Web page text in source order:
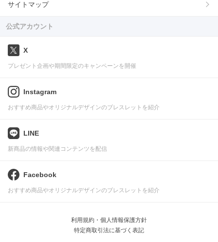
サイトマップ
公式アカウント
X
プレゼント企画や期間限定のキャンペーンを開催
Instagram
おすすめ商品やオリジナルデザインのブレスレットを紹介
LINE
新商品の情報や関連コンテンツを配信
Facebook
おすすめ商品やオリジナルデザインのブレスレットを紹介
利用規約・個人情報保護方針
特定商取引法に基づく表記